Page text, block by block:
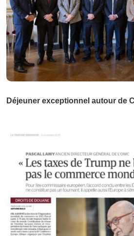
Déjeuner exceptionnel autour de